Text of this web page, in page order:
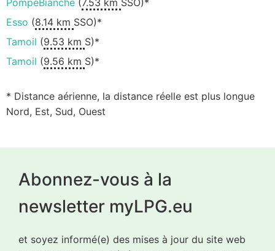
PompeBianche (7.53 km SSO)*
Esso (8.14 km SSO)*
Tamoil (9.53 km S)*
Tamoil (9.56 km S)*
* Distance aérienne, la distance réelle est plus longue
Nord, Est, Sud, Ouest
Abonnez-vous à la
newsletter myLPG.eu
et soyez informé(e) des mises à jour du site web